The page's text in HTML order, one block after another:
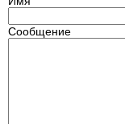
Сообщение